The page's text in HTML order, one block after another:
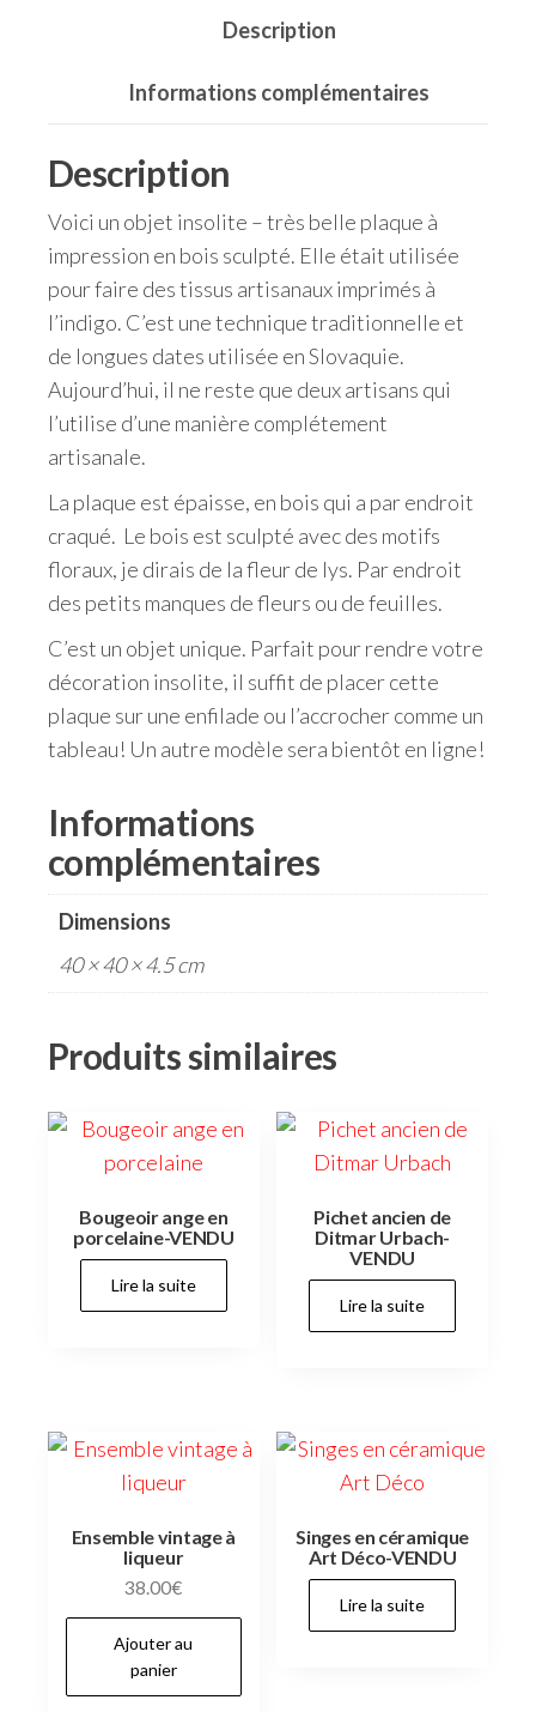
Description
Informations complémentaires
Description
Voici un objet insolite – très belle plaque à
impression en bois sculpté. Elle était utilisée
pour faire des tissus artisanaux imprimés à
l’indigo. C’est une technique traditionnelle et
de longues dates utilisée en Slovaquie.
Aujourd’hui, il ne reste que deux artisans qui
l’utilise d’une manière complétement
artisanale.
La plaque est épaisse, en bois qui a par endroit
craqué. Le bois est sculpté avec des motifs
floraux, je dirais de la fleur de lys. Par endroit
des petits manques de fleurs ou de feuilles.
C’est un objet unique. Parfait pour rendre votre
décoration insolite, il suffit de placer cette
plaque sur une enfilade ou l’accrocher comme un
tableau! Un autre modèle sera bientôt en ligne!
Informations
complémentaires
Dimensions
40 × 40 × 4.5 cm
Produits similaires
Bougeoir ange en
porcelaine-VENDU
Lire la suite
Pichet ancien de
Ditmar Urbach-
VENDU
Lire la suite
Ensemble vintage à
liqueur
38.00€
Ajouter au
panier
Singes en céramique
Art Déco-VENDU
Lire la suite